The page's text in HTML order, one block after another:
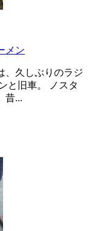
メン
、久しぶりのラジ
と旧車。 ノスタ
昔...